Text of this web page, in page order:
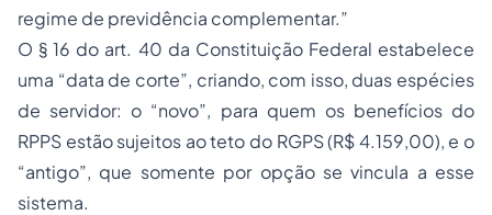
regime de previdência complementar.”
O § 16 do art. 40 da Constituição Federal estabelece
uma “data de corte”, criando, com isso, duas espécies
de servidor: o “novo”, para quem os benefícios do
RPPS estão sujeitos ao teto do RGPS (R$ 4.159,00), e o
“antigo”, que somente por opção se vincula a esse
sistema.